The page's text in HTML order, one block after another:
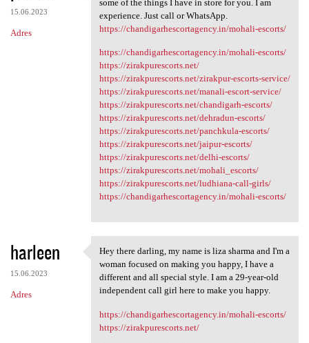
15.06.2023
Adres
some of the things I have in store for you. I am
experience. Just call or WhatsApp.
https://chandigarhescortagency.in/mohali-escorts/
https://chandigarhescortagency.in/mohali-escorts/
https://zirakpurescorts.net/
https://zirakpurescorts.net/zirakpur-escorts-service/
https://zirakpurescorts.net/manali-escort-service/
https://zirakpurescorts.net/chandigarh-escorts/
https://zirakpurescorts.net/dehradun-escorts/
https://zirakpurescorts.net/panchkula-escorts/
https://zirakpurescorts.net/jaipur-escorts/
https://zirakpurescorts.net/delhi-escorts/
https://zirakpurescorts.net/mohali_escorts/
https://zirakpurescorts.net/ludhiana-call-girls/
https://chandigarhescortagency.in/mohali-escorts/
harleen
15.06.2023
Adres
Hey there darling, my name is
Hey there darling, my name is liza sharma and I'm a
woman focused on making you happy, I have a
different and all special style. I am a 29-year-old
independent call girl here to make you happy.
https://chandigarhescortagency.in/mohali-escorts/
https://zirakpurescorts.net/